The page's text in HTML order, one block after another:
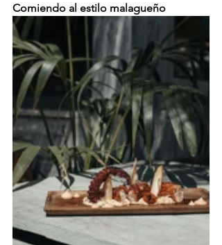
Comiendo al estilo malagueño